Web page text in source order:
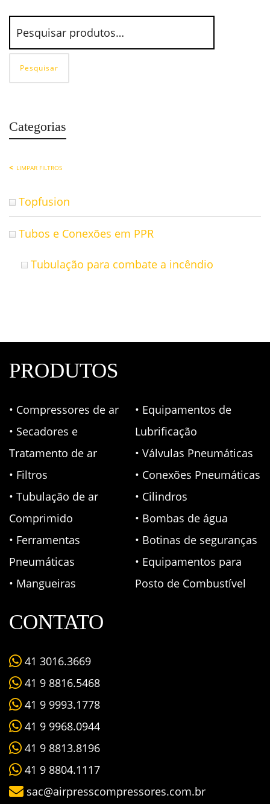
Pesquisar
Categorias
LIMPAR FILTROS
Topfusion
Tubos e Conexões em PPR
Tubulação para combate a incêndio
PRODUTOS
• Compressores de ar
• Secadores e
Tratamento de ar
• Filtros
• Tubulação de ar
Comprimido
• Ferramentas
Pneumáticas
• Mangueiras
• Equipamentos de
Lubrificação
• Válvulas Pneumáticas
• Conexões Pneumáticas
• Cilindros
• Bombas de água
• Botinas de seguranças
• Equipamentos para
Posto de Combustível
CONTATO
41 3016.3669
41 9 8816.5468
41 9 9993.1778
41 9 9968.0944
41 9 8813.8196
41 9 8804.1117
sac@airpresscompressores.com.br